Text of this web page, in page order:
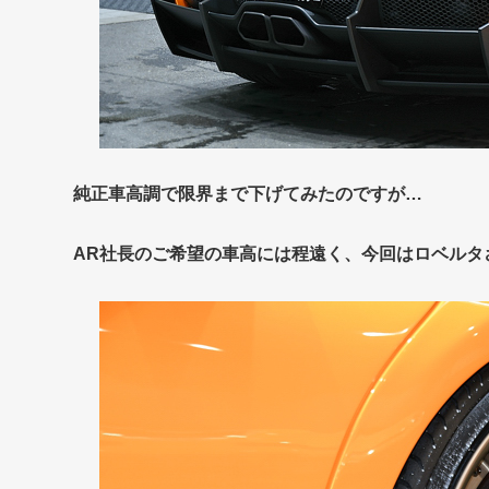
純正車高調で限界まで下げてみたのですが…
AR社長のご希望の車高には程遠く、今回はロベル